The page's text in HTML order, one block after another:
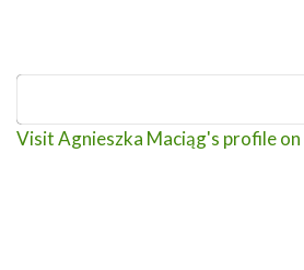
Visit Agnieszka Maciąg's profile